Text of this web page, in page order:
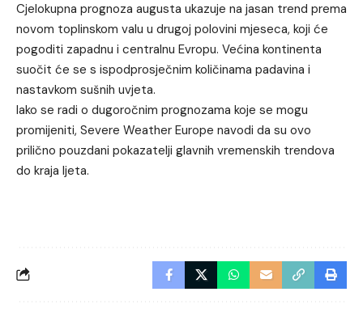
Cjelokupna prognoza augusta ukazuje na jasan trend prema
novom toplinskom valu u drugoj polovini mjeseca, koji će
pogoditi zapadnu i centralnu Evropu. Većina kontinenta
suočit će se s ispodprosječnim količinama padavina i
nastavkom sušnih uvjeta.
Iako se radi o dugoročnim prognozama koje se mogu
promijeniti, Severe Weather Europe navodi da su ovo
prilično pouzdani pokazatelji glavnih vremenskih trendova
do kraja ljeta.